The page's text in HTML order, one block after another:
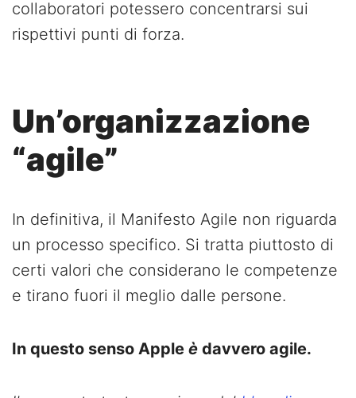
collaboratori potessero concentrarsi sui
rispettivi punti di forza.
Un’organizzazione
“agile”
In definitiva, il Manifesto Agile non riguarda
un processo specifico. Si tratta piuttosto di
certi valori che considerano le competenze
e tirano fuori il meglio dalle persone.
In questo senso Apple è davvero agile.